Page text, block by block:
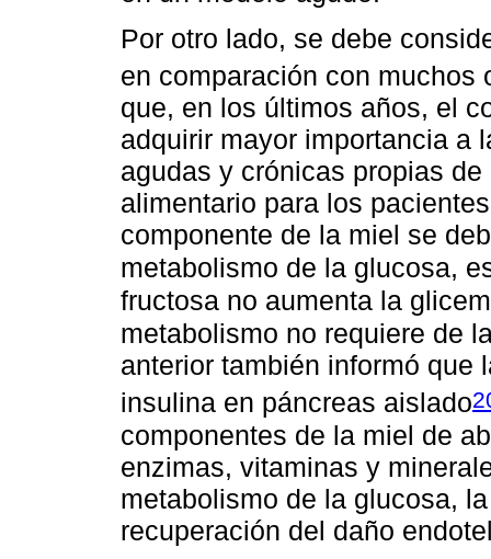
Por otro lado, se debe
en comparación con muchos
que, en los últimos años, el
adquirir mayor importancia a
agudas y crónicas propias
alimentario para los
componente de la miel se
metabolismo de la glucosa,
fructosa no aumenta la
metabolismo no requiere de
anterior también informó que
insulina en páncreas aislado
componentes de la miel de
enzimas, vitaminas y
metabolismo de la glucosa,
recuperación del daño